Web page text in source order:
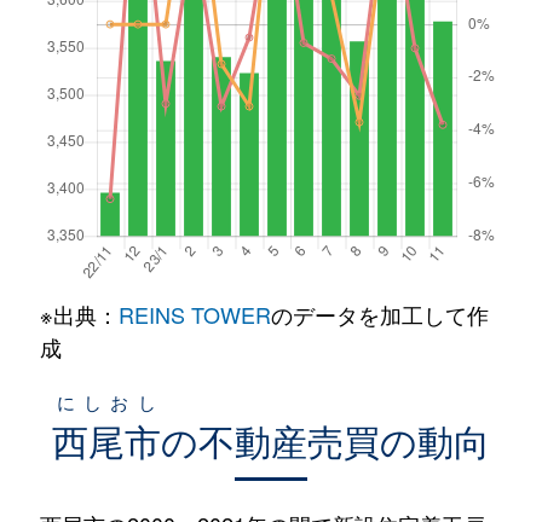
※出典： REINS TOWERのデータを加工して作
成
西尾市
にしおし
の不動産売買の動向